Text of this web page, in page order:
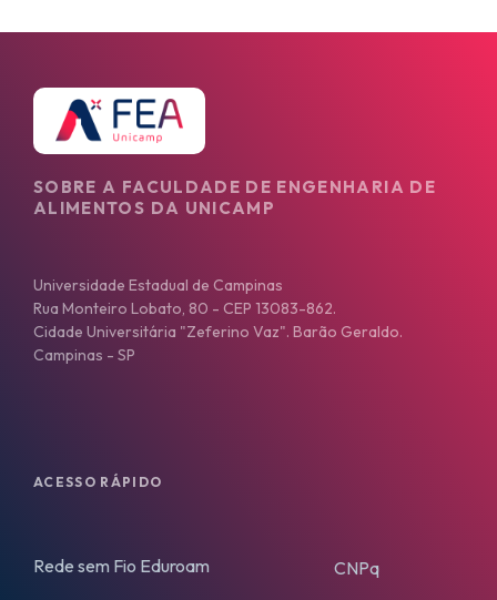
SOBRE A FACULDADE DE ENGENHARIA DE
ALIMENTOS DA UNICAMP
Universidade Estadual de Campinas
Rua Monteiro Lobato, 80 - CEP 13083-862.
Cidade Universitária "Zeferino Vaz". Barão Geraldo.
Campinas - SP
ACESSO RÁPIDO
Rede sem Fio Eduroam CNPq